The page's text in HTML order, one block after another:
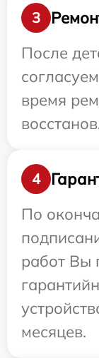
3
После
время
4
По
работ Вы
месяцев.